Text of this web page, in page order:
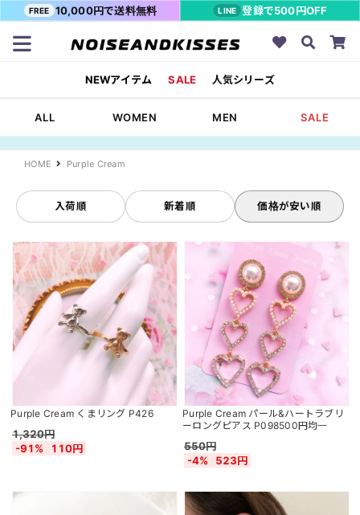
FREE 10,000円で送料無料 LINE 登録で500円OFF
NEWアイテム SALE 人気シリーズ
ALL WOMEN MEN SALE
HOME Purple Cream
入荷順 新着順 価格が安い順
Purple Cream くまリング P426
1,320円
-91%
110円
Purple Cream パール&ハートラブリ
ーロングピアス P098500円均一
550円
-4%
523円